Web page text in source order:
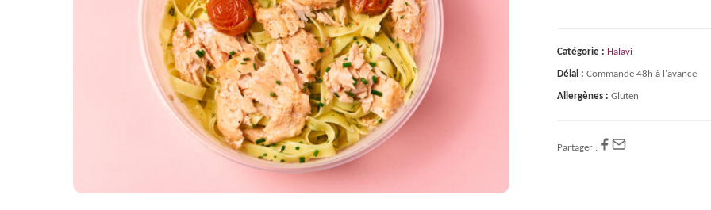
Catégorie : Halavi
Délai : Commande 48h à l'avance
Allergènes : Gluten
Partager :